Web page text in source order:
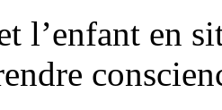
l’enfant en